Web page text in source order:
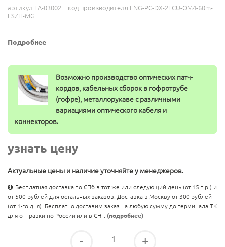
артикул LA-03002
код производителя ENG-PC-DX-2LCU-OM4-60m-
LSZH-MG
Подробнее
Возможно производство оптических патч-
кордов, кабельных сборок в гофротрубе
(гофре), металлорукаве с различными
вариациями оптического кабеля и
коннекторов.
узнать цену
Актуальные цены и наличие уточняйте у менеджеров.
Бесплатная доставка по СПб в тот же или следующий день (от 15 т.р.) и
от 500 рублей для остальных заказов. Доставка в Москву от 300 рублей
(от 1-го дня). Бесплатно доставим заказ на любую сумму до терминала ТК
для отправки по России или в СНГ. (подробнее)
- +